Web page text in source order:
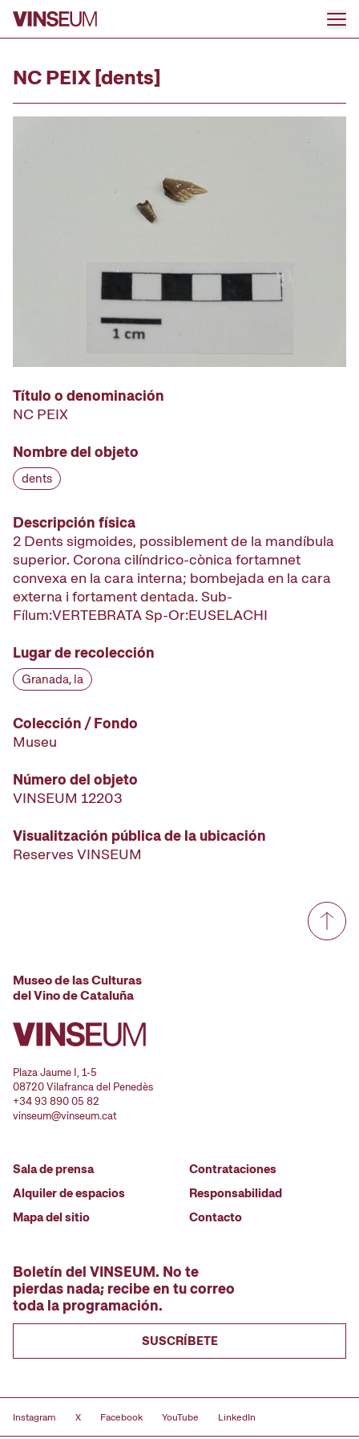
Ir al contenido
NC PEIX [dents]
Título o denominación
NC PEIX
Nombre del objeto
dents
Descripción física
2 Dents sigmoides, possiblement de la mandíbula
superior. Corona cilíndrico-cònica fortamnet
convexa en la cara interna; bombejada en la cara
externa i fortament dentada. Sub-
Fílum:VERTEBRATA Sp-Or:EUSELACHI
Lugar de recolección
Granada, la
Colección / Fondo
Museu
Número del objeto
VINSEUM 12203
Visualitzación pública de la ubicación
Reserves VINSEUM
Museo de las Culturas
del Vino de Cataluña
Plaza Jaume I, 1-5
08720 Vilafranca del Penedès
+34 93 890 05 82
vinseum@vinseum.cat
Sala de prensa
Alquiler de espacios
Mapa del sitio
Contrataciones
Responsabilidad
Contacto
Boletín del VINSEUM. No te
pierdas nada; recibe en tu correo
toda la programación.
SUSCRÍBETE
Instagram X Facebook YouTube LinkedIn